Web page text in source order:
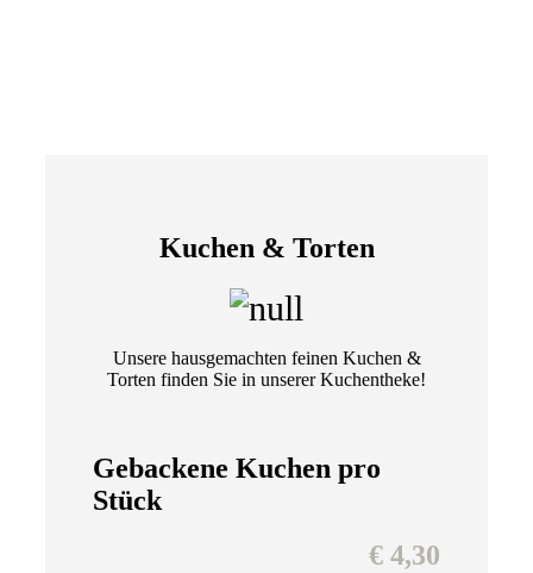
Kuchen & Torten
Unsere hausgemachten feinen Kuchen &
Torten finden Sie in unserer Kuchentheke!
Gebackene Kuchen pro
Stück
€ 4,30